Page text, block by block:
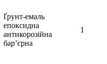
Ґрунт-емаль
епоксидна
антикорозійна
бар’єрна
1